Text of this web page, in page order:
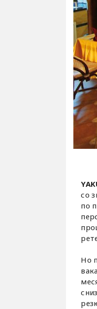
со
по
Но